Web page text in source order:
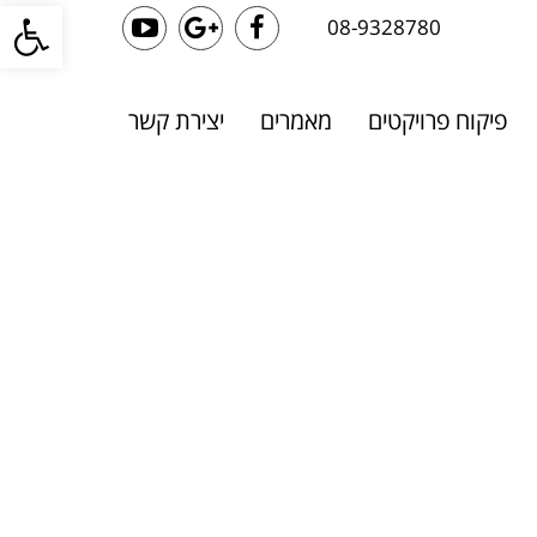
פתח 08-9328780
Facebook
Google+
YouTube
פיקוח פרויקטים מאמרים יצירת קשר